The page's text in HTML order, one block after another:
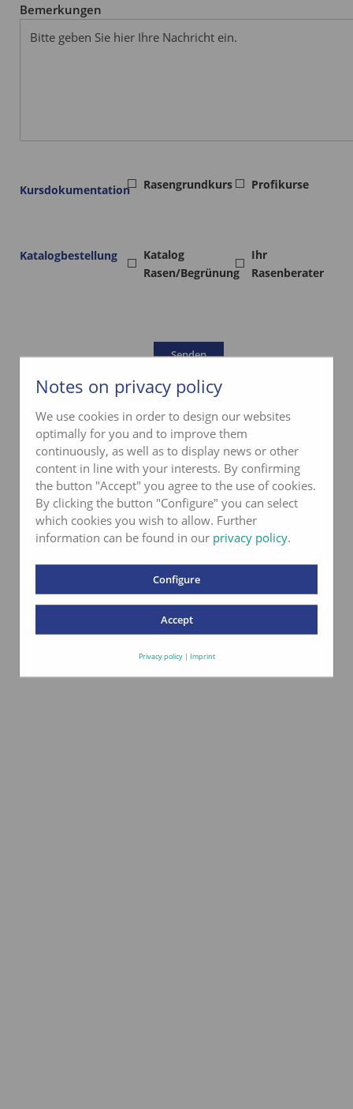
Bemerkungen
Kursdokumentation Rasengrundkurs Profikurse
Katalogbestellung
Katalog
Rasen/Begrünung
Ihr
Rasenberater
Notes on privacy policy
We use cookies in order to design our websites
optimally for you and to improve them
continuously, as well as to display news or other
content in line with your interests. By confirming
the button "Accept" you agree to the use of cookies.
By clicking the button "Configure" you can select
which cookies you wish to allow. Further
information can be found in our privacy policy.
Configure
Accept
Privacy policy| Imprint